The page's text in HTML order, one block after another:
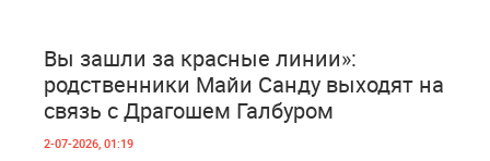
Вы зашли за красные линии»:
родственники Майи Санду выходят на
связь с Драгошем Галбуром
2-07-2026, 01:19